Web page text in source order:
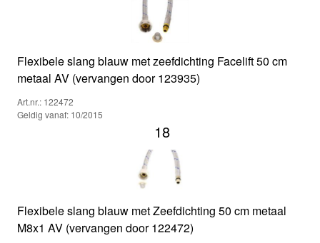
Flexibele slang blauw met zeefdichting Facelift 50 cm
metaal AV (vervangen door 123935)
Art.nr.: 122472
Geldig vanaf: 10/2015
18
Flexibele slang blauw met Zeefdichting 50 cm metaal
M8x1 AV (vervangen door 122472)